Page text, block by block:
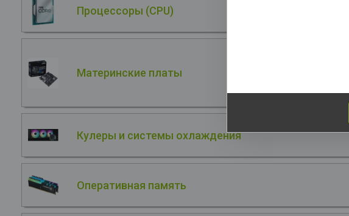
Процессоры (CPU)
Материнские платы
Кулеры и системы охлаждения
Оперативная память